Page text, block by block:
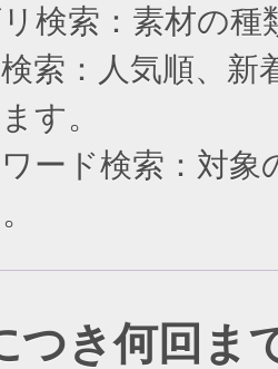
検索：素材の
索：人気順、
す。
ード検索：対
つき何回ま